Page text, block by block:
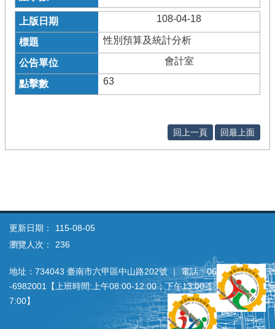
108-04-18
性別預算及統計分析
會計室
63
回上一頁 回最上面
更新日期：
115-08-05
瀏覽人次：
236
地址：734043 臺南市六甲區中山路202號 ｜ 電話：06
‐6982001【上班時間:上午08:00‐12:00；下午13:00‐1
7:00】